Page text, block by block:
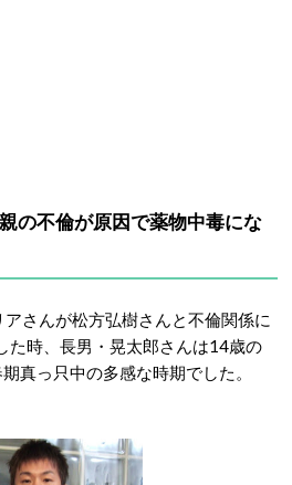
の不倫が原因で薬物中毒にな
さんが松方弘樹さんと不倫関係に
た時、長男・晃太郎さんは14歳の
真っ只中の多感な時期でした。